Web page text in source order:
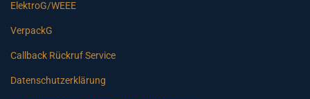
ElektroG/WEEE
VerpackG
Callback Rückruf Service
Datenschutzerklärung